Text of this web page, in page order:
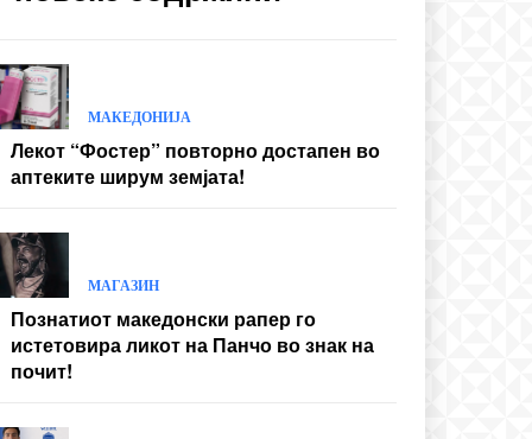
МАКЕДОНИЈА
Лекот “Фостер” повторно достапен во
аптеките ширум земјата!
МАГАЗИН
Познатиот македонски рапер го
истетовира ликот на Панчо во знак на
почит!